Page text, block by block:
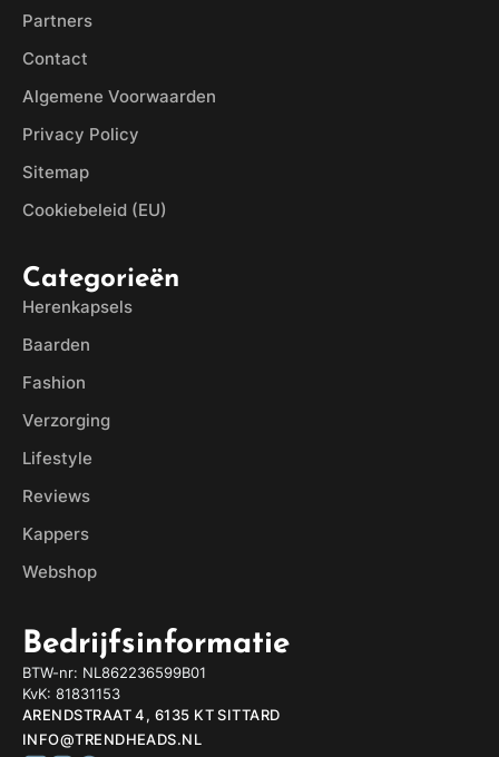
Partners
Contact
Algemene Voorwaarden
Privacy Policy
Sitemap
Cookiebeleid (EU)
Categorieën
Herenkapsels
Baarden
Fashion
Verzorging
Lifestyle
Reviews
Kappers
Webshop
Bedrijfsinformatie
BTW-nr: NL862236599B01
KvK: 81831153
ARENDSTRAAT 4, 6135 KT SITTARD
INFO@TRENDHEADS.NL